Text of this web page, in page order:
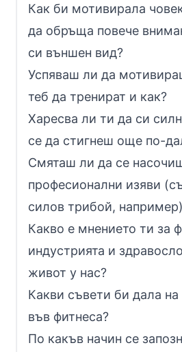
Как би мотивирала
да обръща повече
си външен вид?
Успяваш ли да
теб да тренират и как?
Харесва ли ти да си
се да стигнеш още по-
Смяташ ли да се
професионални изяви
силов трибой,
Какво е мнението ти за
индустрията и
живот у нас?
Какви съвети би дала
във фитнеса?
По какъв начин се